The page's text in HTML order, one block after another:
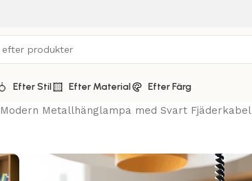
Efter Stil Efter Material Efter Färg
Modern Metallhänglampa med Svart Fjäderkabel